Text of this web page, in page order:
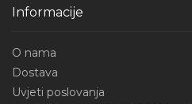
Informacije
O nama
Dostava
Uvjeti poslovanja